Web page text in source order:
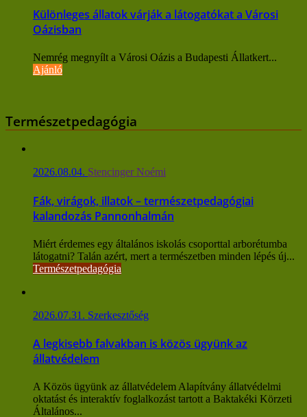
Különleges állatok várják a látogatókat a Városi
Oázisban
Nemrég megnyílt a Városi Oázis a Budapesti Állatkert...
Ajánló
Természetpedagógia
2026.08.04. Stencinger Noémi
Fák, virágok, illatok – természetpedagógiai
kalandozás Pannonhalmán
Miért érdemes egy általános iskolás csoporttal arborétumba
látogatni? Talán azért, mert a természetben minden lépés új...
Természetpedagógia
2026.07.31. Szerkesztőség
A legkisebb falvakban is közös ügyünk az
állatvédelem
A Közös ügyünk az állatvédelem Alapítvány állatvédelmi
oktatást és interaktív foglalkozást tartott a Baktakéki Körzeti
Általános...